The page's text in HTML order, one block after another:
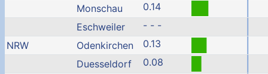
Monschau
0.14
Eschweiler
- - -
NRW
Odenkirchen
0.13
Duesseldorf
0.08